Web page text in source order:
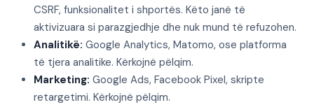
CSRF, funksionalitet i shportës. Këto janë të
aktivizuara si parazgjedhje dhe nuk mund të refuzohen.
Analitikë: Google Analytics, Matomo, ose platforma
të tjera analitike. Kërkojnë pëlqim.
Marketing: Google Ads, Facebook Pixel, skripte
retargetimi. Kërkojnë pëlqim.